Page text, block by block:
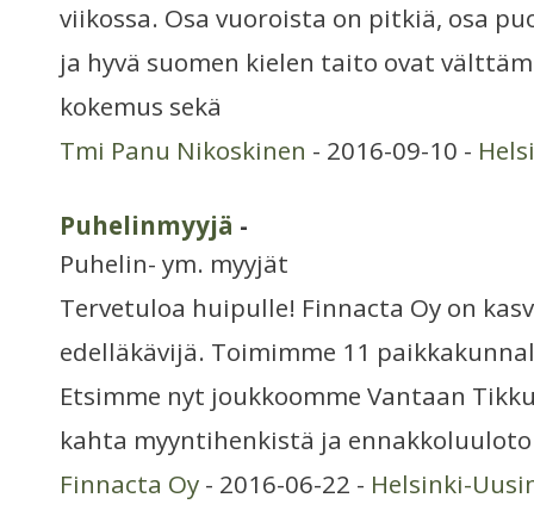
viikossa. Osa vuoroista on pitkiä, osa
ja hyvä suomen kielen taito ovat
kokemus sekä
Tmi Panu Nikoskinen - 2016-09-10 -
Puhelinmyyjä -
Puhelin- ym. myyjät
Tervetuloa huipulle! Finnacta Oy on
edelläkävijä. Toimimme 11
Etsimme nyt joukkoomme Vantaan
kahta myyntihenkistä ja
Finnacta Oy - 2016-06-22 - Helsinki-